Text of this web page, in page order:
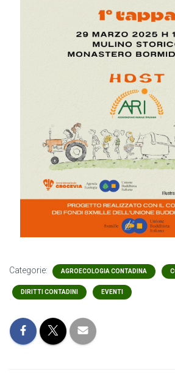
Categorie: AGROECOLOGIA CONTADINA
DIRITTI CONTADINI EVENTI